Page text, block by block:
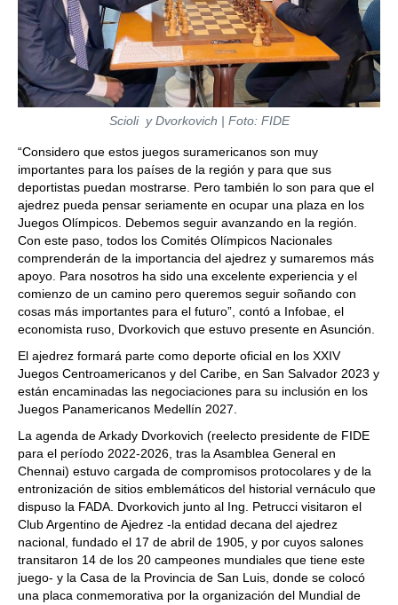
Scioli y Dvorkovich | Foto: FIDE
“Considero que estos juegos suramericanos son muy
importantes para los países de la región y para que sus
deportistas puedan mostrarse. Pero también lo son para que el
ajedrez pueda pensar seriamente en ocupar una plaza en los
Juegos Olímpicos. Debemos seguir avanzando en la región.
Con este paso, todos los Comités Olímpicos Nacionales
comprenderán de la importancia del ajedrez y sumaremos más
apoyo. Para nosotros ha sido una excelente experiencia y el
comienzo de un camino pero queremos seguir soñando con
cosas más importantes para el futuro”, contó a Infobae, el
economista ruso, Dvorkovich que estuvo presente en Asunción.
El ajedrez formará parte como deporte oficial en los XXIV
Juegos Centroamericanos y del Caribe, en San Salvador 2023 y
están encaminadas las negociaciones para su inclusión en los
Juegos Panamericanos Medellín 2027.
La agenda de Arkady Dvorkovich (reelecto presidente de FIDE
para el período 2022-2026, tras la Asamblea General en
Chennai) estuvo cargada de compromisos protocolares y de la
entronización de sitios emblemáticos del historial vernáculo que
dispuso la FADA. Dvorkovich junto al Ing. Petrucci visitaron el
Club Argentino de Ajedrez -la entidad decana del ajedrez
nacional, fundado el 17 de abril de 1905, y por cuyos salones
transitaron 14 de los 20 campeones mundiales que tiene este
juego- y la Casa de la Provincia de San Luis, donde se colocó
una placa conmemorativa por la organización del Mundial de